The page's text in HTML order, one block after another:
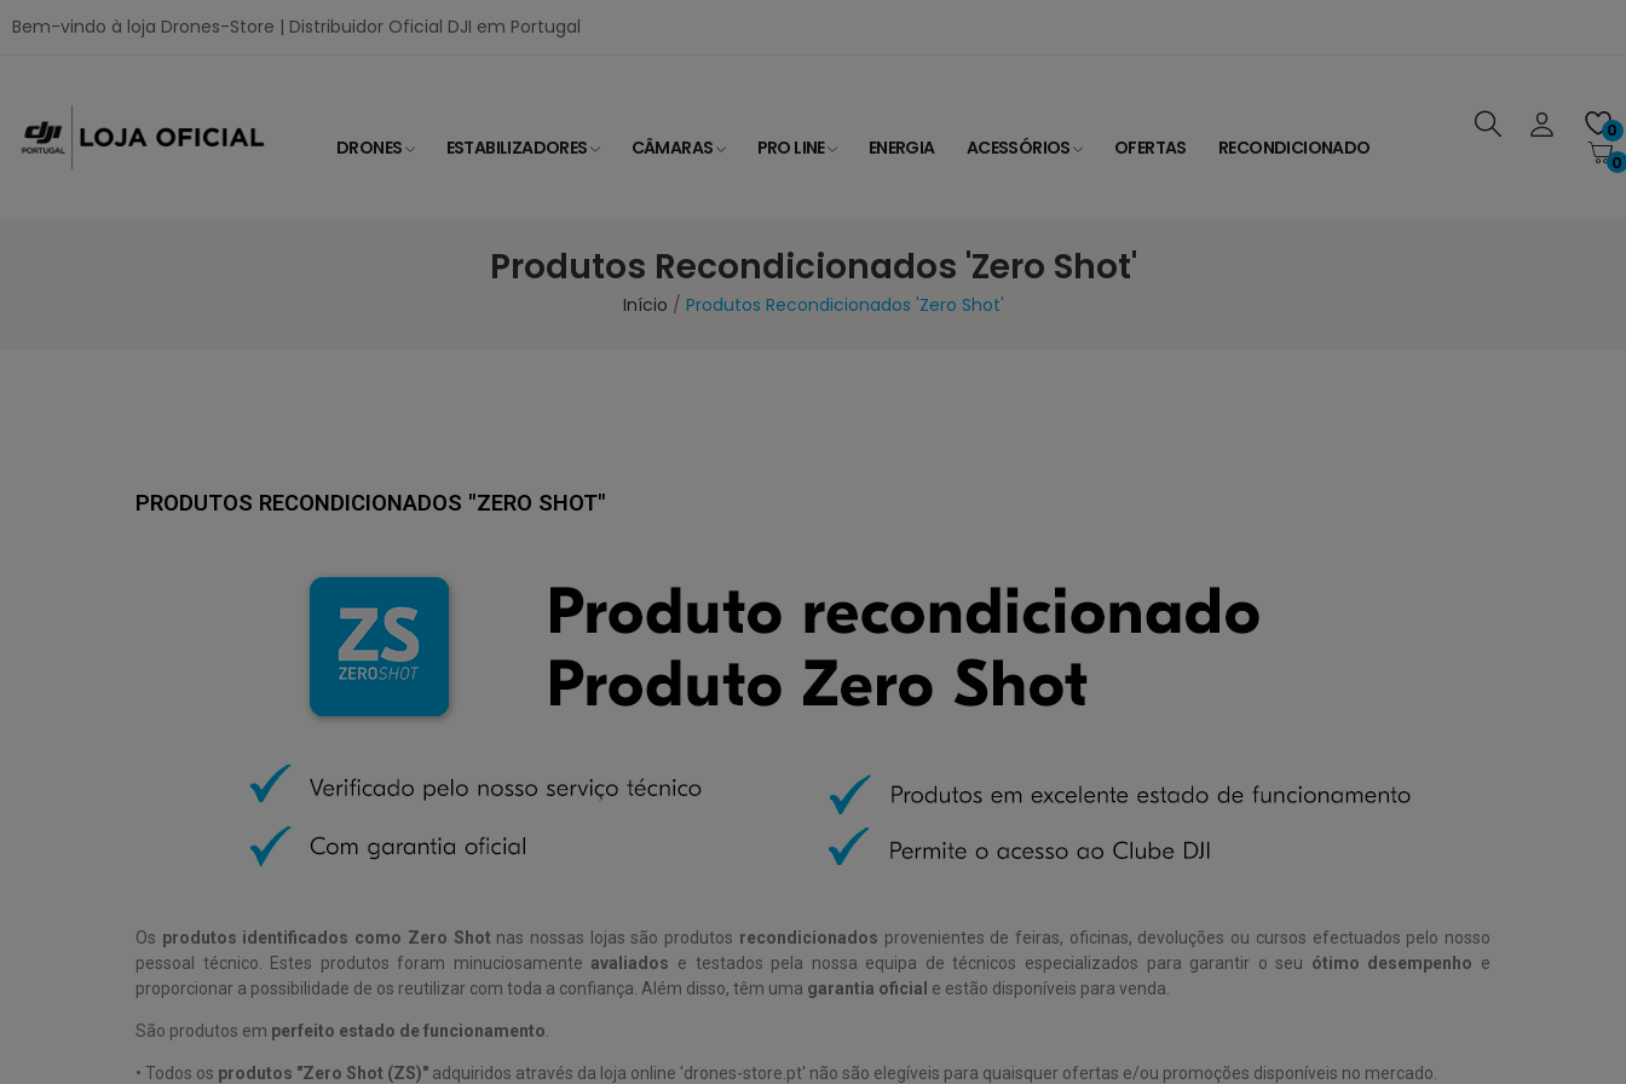
Bem-vindo à loja Drones-Store | Distribuidor Oficial DJI em Portugal
DRONES ESTABILIZADORES CÂMARAS PRO LINE ENERGIA ACESSÓRIOS OFERTAS RECONDICIONADO
0
0
Produtos Recondicionados 'Zero Shot'
Início Produtos Recondicionados 'Zero Shot'
PRODUTOS RECONDICIONADOS "ZERO SHOT"
Os produtos identificados como Zero Shot nas nossas lojas são produtos recondicionados provenientes de feiras, oficinas, devoluções ou cursos efectuados pelo nosso
pessoal técnico. Estes produtos foram minuciosamenteavaliados e testados pela nossa equipa de técnicos especializados para garantir o seu ótimo desempenho e
proporcionar a possibilidade de os reutilizar com toda a confiança. Além disso, têm uma garantia oficial e estão disponíveis para venda.
São produtos em perfeito estado de funcionamento
• Todos os produtos "Zero Shot (ZS)" adquiridos através da loja online 'drones-store.pt' não são elegíveis para quaisquer ofertas e/ou promoções disponíveis no mercado.